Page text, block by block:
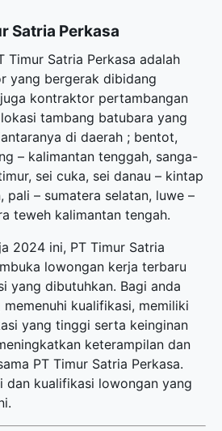
Satria Perkasa
Timur Satria Perkasa adalah
yang bergerak dibidang
kontraktor pertambangan
tambang batubara yang
di daerah ; bentot,
– kalimantan tenggah, sanga-
sei cuka, sei danau – kintap
pali – sumatera selatan, luwe –
teweh kalimantan tengah.
2024 ini, PT Timur Satria
lowongan kerja terbaru
yang dibutuhkan. Bagi anda
kualifikasi, memiliki
yang tinggi serta keinginan
keterampilan dan
PT Timur Satria Perkasa.
dan kualifikasi lowongan yang